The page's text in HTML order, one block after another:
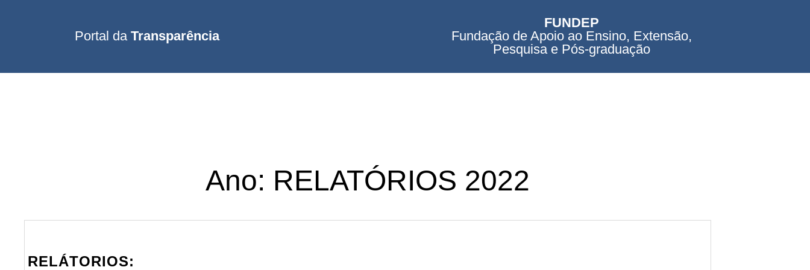
Portal daTransparência
FUNDEP
Fundação de Apoio ao Ensino, Extensão,
Pesquisa e Pós-graduação
Ano: RELATÓRIOS 2022
RELÁTORIOS: